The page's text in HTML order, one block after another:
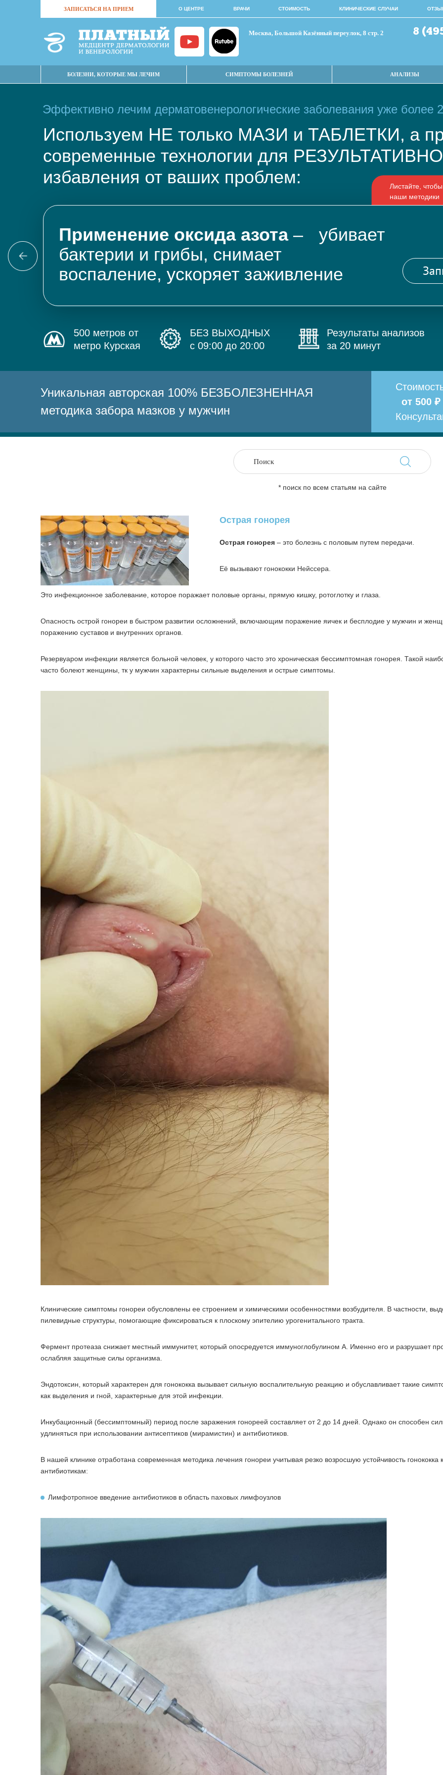
ЗАПИСАТЬСЯ НА ПРИЕМ О ЦЕНТРЕ ВРАЧИ СТОИМОСТЬ КЛИНИЧЕСКИЕ СЛУЧАИ
Москва, Большой Казённый переулок, 8 стр. 2 8
БОЛЕЗНИ, КОТОРЫЕ МЫ ЛЕЧИМ СИМПТОМЫ БОЛЕЗНЕЙ АНАЛИЗЫ
Эффективно лечим дерматовенерологические заболевания уже более
Используем НЕ только МАЗИ и ТАБЛЕТКИ, а
современные технологии для
избавления от ваших проблем:
Применение оксида азота– убивает
бактерии и грибы, снимает
воспаление, ускоряет заживление
500 метров от
метро Курская
БЕЗ ВЫХОДНЫХ
с 09:00 до 20:00
Результаты анализов
за 20 минут
Уникальная авторская 100% БЕЗБОЛЕЗНЕННАЯ
методика забора мазков у мужчин
от 500
* поиск по всем статьям на сайте
Острая гонорея
Острая гонорея – это болезнь с половым путем передачи.
Её вызывают гонококки Нейссера.
Это инфекционное заболевание, которое поражает половые органы, прямую кишку, ротоглотку и глаза.
Опасность острой гонореи в быстром развитии осложнений, включающим поражение яичек и бесплодие у мужчин и
поражению суставов и внутренних органов.
Резервуаром инфекции является больной человек, у которого часто это хроническая бессимптомная гонорея. Такой
часто болеют женщины, тк у мужчин характерны сильные выделения и острые симптомы.
Клинические симптомы гонореи обусловлены ее строением и химическими особенностями возбудителя. В частности,
пилевидные структуры, помогающие фиксироваться к плоскому эпителию урогенитального тракта.
Фермент протеаза снижает местный иммунитет, который опосредуется иммуноглобулином А. Именно его и разрушает
ослабляя защитные силы организма.
Эндотоксин, который характерен для гонококка вызывает сильную воспалительную реакцию и обуславливает такие
как выделения и гной, характерные для этой инфекции.
Инкубационный (бессимптомный) период после заражения гонореей составляет от 2 до 14 дней. Однако он способен
удлиняться при использовании антисептиков (мирамистин) и антибиотиков.
В нашей клинике отработана современная методика лечения гонореи учитывая резко возросшую устойчивость гонококка к
антибиотикам:
Лимфотропное введение антибиотиков в область паховых лимфоузлов